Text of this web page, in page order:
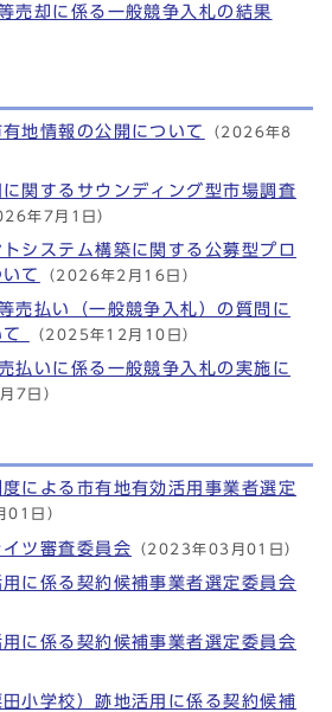
却に係る一般競争入札の結果
地情報の公開について （2026年8
関するサウンディング型市場調査
年7月1日）
システム構築に関する公募型プロ
て
（2026年2月16日）
払い（一般競争入札）の質問に
（2025年12月10日）
いに係る一般競争入札の実施に
7日）
による市有地有効活用事業者選定
01日）
ツ審査委員会 （2023年03月01日）
に係る契約候補事業者選定委員会
に係る契約候補事業者選定委員会
小学校）跡地活用に係る契約候補